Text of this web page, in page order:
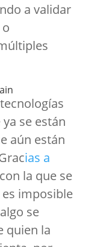
a validar
se están
aún están
ias a
la que se
imposible
se
quien la